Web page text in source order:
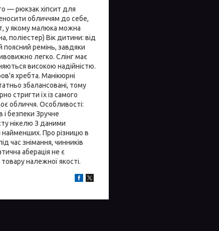
— рюкзак хіпсит для
обличчям до себе,
у якому малюка можна
поліестер) Вік дитини: від
ремінь, завдяки
легко. Слінг має
високою надійністю.
хребта. Манікюрні
збалансовані, тому
стригти їх із самого
обличчя. Особливості:
і безпеки Зручне
нікелю З даними
Про різницю в
час знімання, чинників
аберація не є
належної якості.